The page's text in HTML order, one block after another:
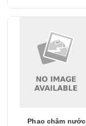
Phao châm nước